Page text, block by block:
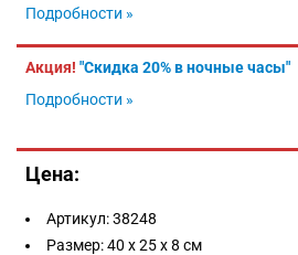
Подробности »
Акция! "Скидка 20% в ночные часы"
Подробности »
Цена:
Артикул:38248
Размер:40 х 25 х 8 см